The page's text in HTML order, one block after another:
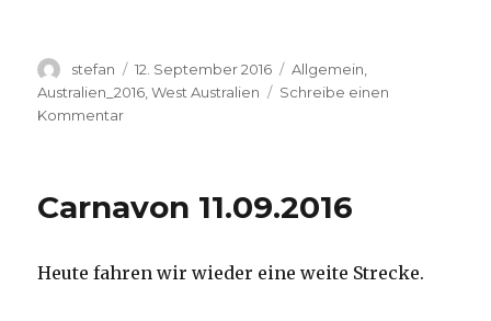
Autor
stefan
Veröffentlicht
am
12. September 2016 Kategorien
Allgemein
Australien_2016 ,West Australien
Schreibe einen
Kommentarzu
Carnavon 11.09.2016
Heute fahren wir wieder eine weite Strecke.